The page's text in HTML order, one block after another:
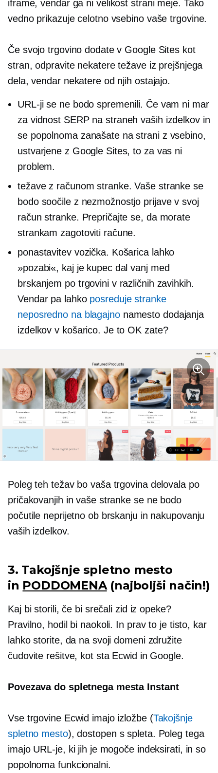
iframe, vendar ga ni velikost stranimeje. Tako
vedno prikazuje celotno vsebino vaše trgovine.
Če svojo trgovino dodate v Google Sites kot
stran, odpravite nekatere težave iz prejšnjega
dela, vendar nekatere od njih ostajajo.
URL-ji se ne bodo spremenili. Če vam ni mar
za vidnost SERP na straneh vaših izdelkov in
se popolnoma zanašate na strani z vsebino,
ustvarjene z Google Sites, to za vas ni
problem.
težave z računom stranke. Vaše stranke se
bodo soočile z nezmožnostjo prijave v svoj
račun stranke. Prepričajte se, da morate
strankam zagotoviti račune.
ponastavitev vozička. Košarica lahko
»pozabi«, kaj je kupec dal vanj med
brskanjem po trgovini v različnih zavihkih.
Vendar pa lahko posreduje stranke
neposredno na blagajnonamesto dodajanja
izdelkov v košarico. Je to OK zate?
Poleg teh težav bo vaša trgovina delovala po
pričakovanjih in vaše stranke se ne bodo
počutile neprijetno ob brskanju in nakupovanju
vaših izdelkov.
3. Takojšnje spletno mesto
in PODDOMENA(najboljši način!)
Kaj bi storili, če bi srečali zid iz opeke?
Pravilno, hodil bi naokoli. In prav to je tisto, kar
lahko storite, da na svoji domeni združite
čudovite rešitve, kot sta Ecwid in Google.
Povezava do spletnega mesta Instant
Vse trgovine Ecwid imajo izložbe (Takojšnje
spletno mesto), dostopen s spleta. Poleg tega
imajo URL-je, ki jih je mogoče indeksirati, in so
popolnoma funkcionalni.